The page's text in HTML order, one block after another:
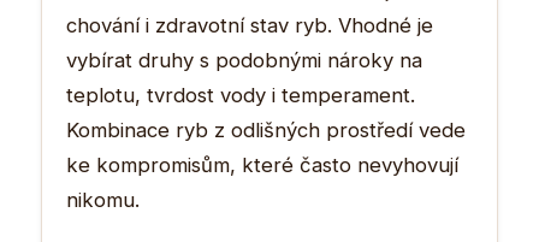
chování i zdravotní stav ryb. Vhodné je
vybírat druhy s podobnými nároky na
teplotu, tvrdost vody i temperament.
Kombinace ryb z odlišných prostředí vede
ke kompromisům, které často nevyhovují
nikomu.